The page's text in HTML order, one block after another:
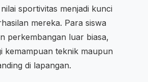
sportivitas menjadi kunci
mereka. Para siswa
perkembangan luar biasa,
kemampuan teknik maupun
di lapangan.